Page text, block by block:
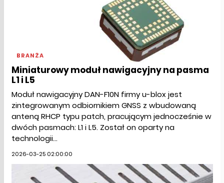
BRANŻA
Miniaturowy moduł nawigacyjny na pasma
L1 i L5
Moduł nawigacyjny DAN-F10N firmy u-blox jest
zintegrowanym odbiornikiem GNSS z wbudowaną
anteną RHCP typu patch, pracującym jednocześnie w
dwóch pasmach: L1 i L5. Został on oparty na
technologii...
2026-03-25 02:00:00